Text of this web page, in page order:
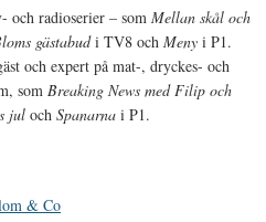
och radioserier – som Mellan skål och
gästabudi TV8 och Meny i P1.
och expert på mat-, dryckes- och
som Breaking News med Filip och
jul och Spanarna i P1.
& Co